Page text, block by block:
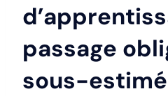
passage
sous-estimé